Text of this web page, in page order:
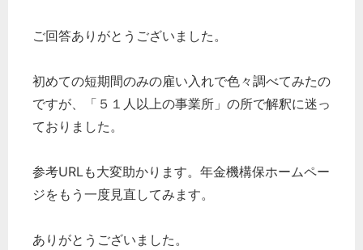
ご回答ありがとうございました。
初めての短期間のみの雇い入れで色々調べてみたの
ですが、「５１人以上の事業所」の所で解釈に迷っ
ておりました。
参考URLも大変助かります。年金機構保ホームペー
ジをもう一度見直してみます。
ありがとうございました。